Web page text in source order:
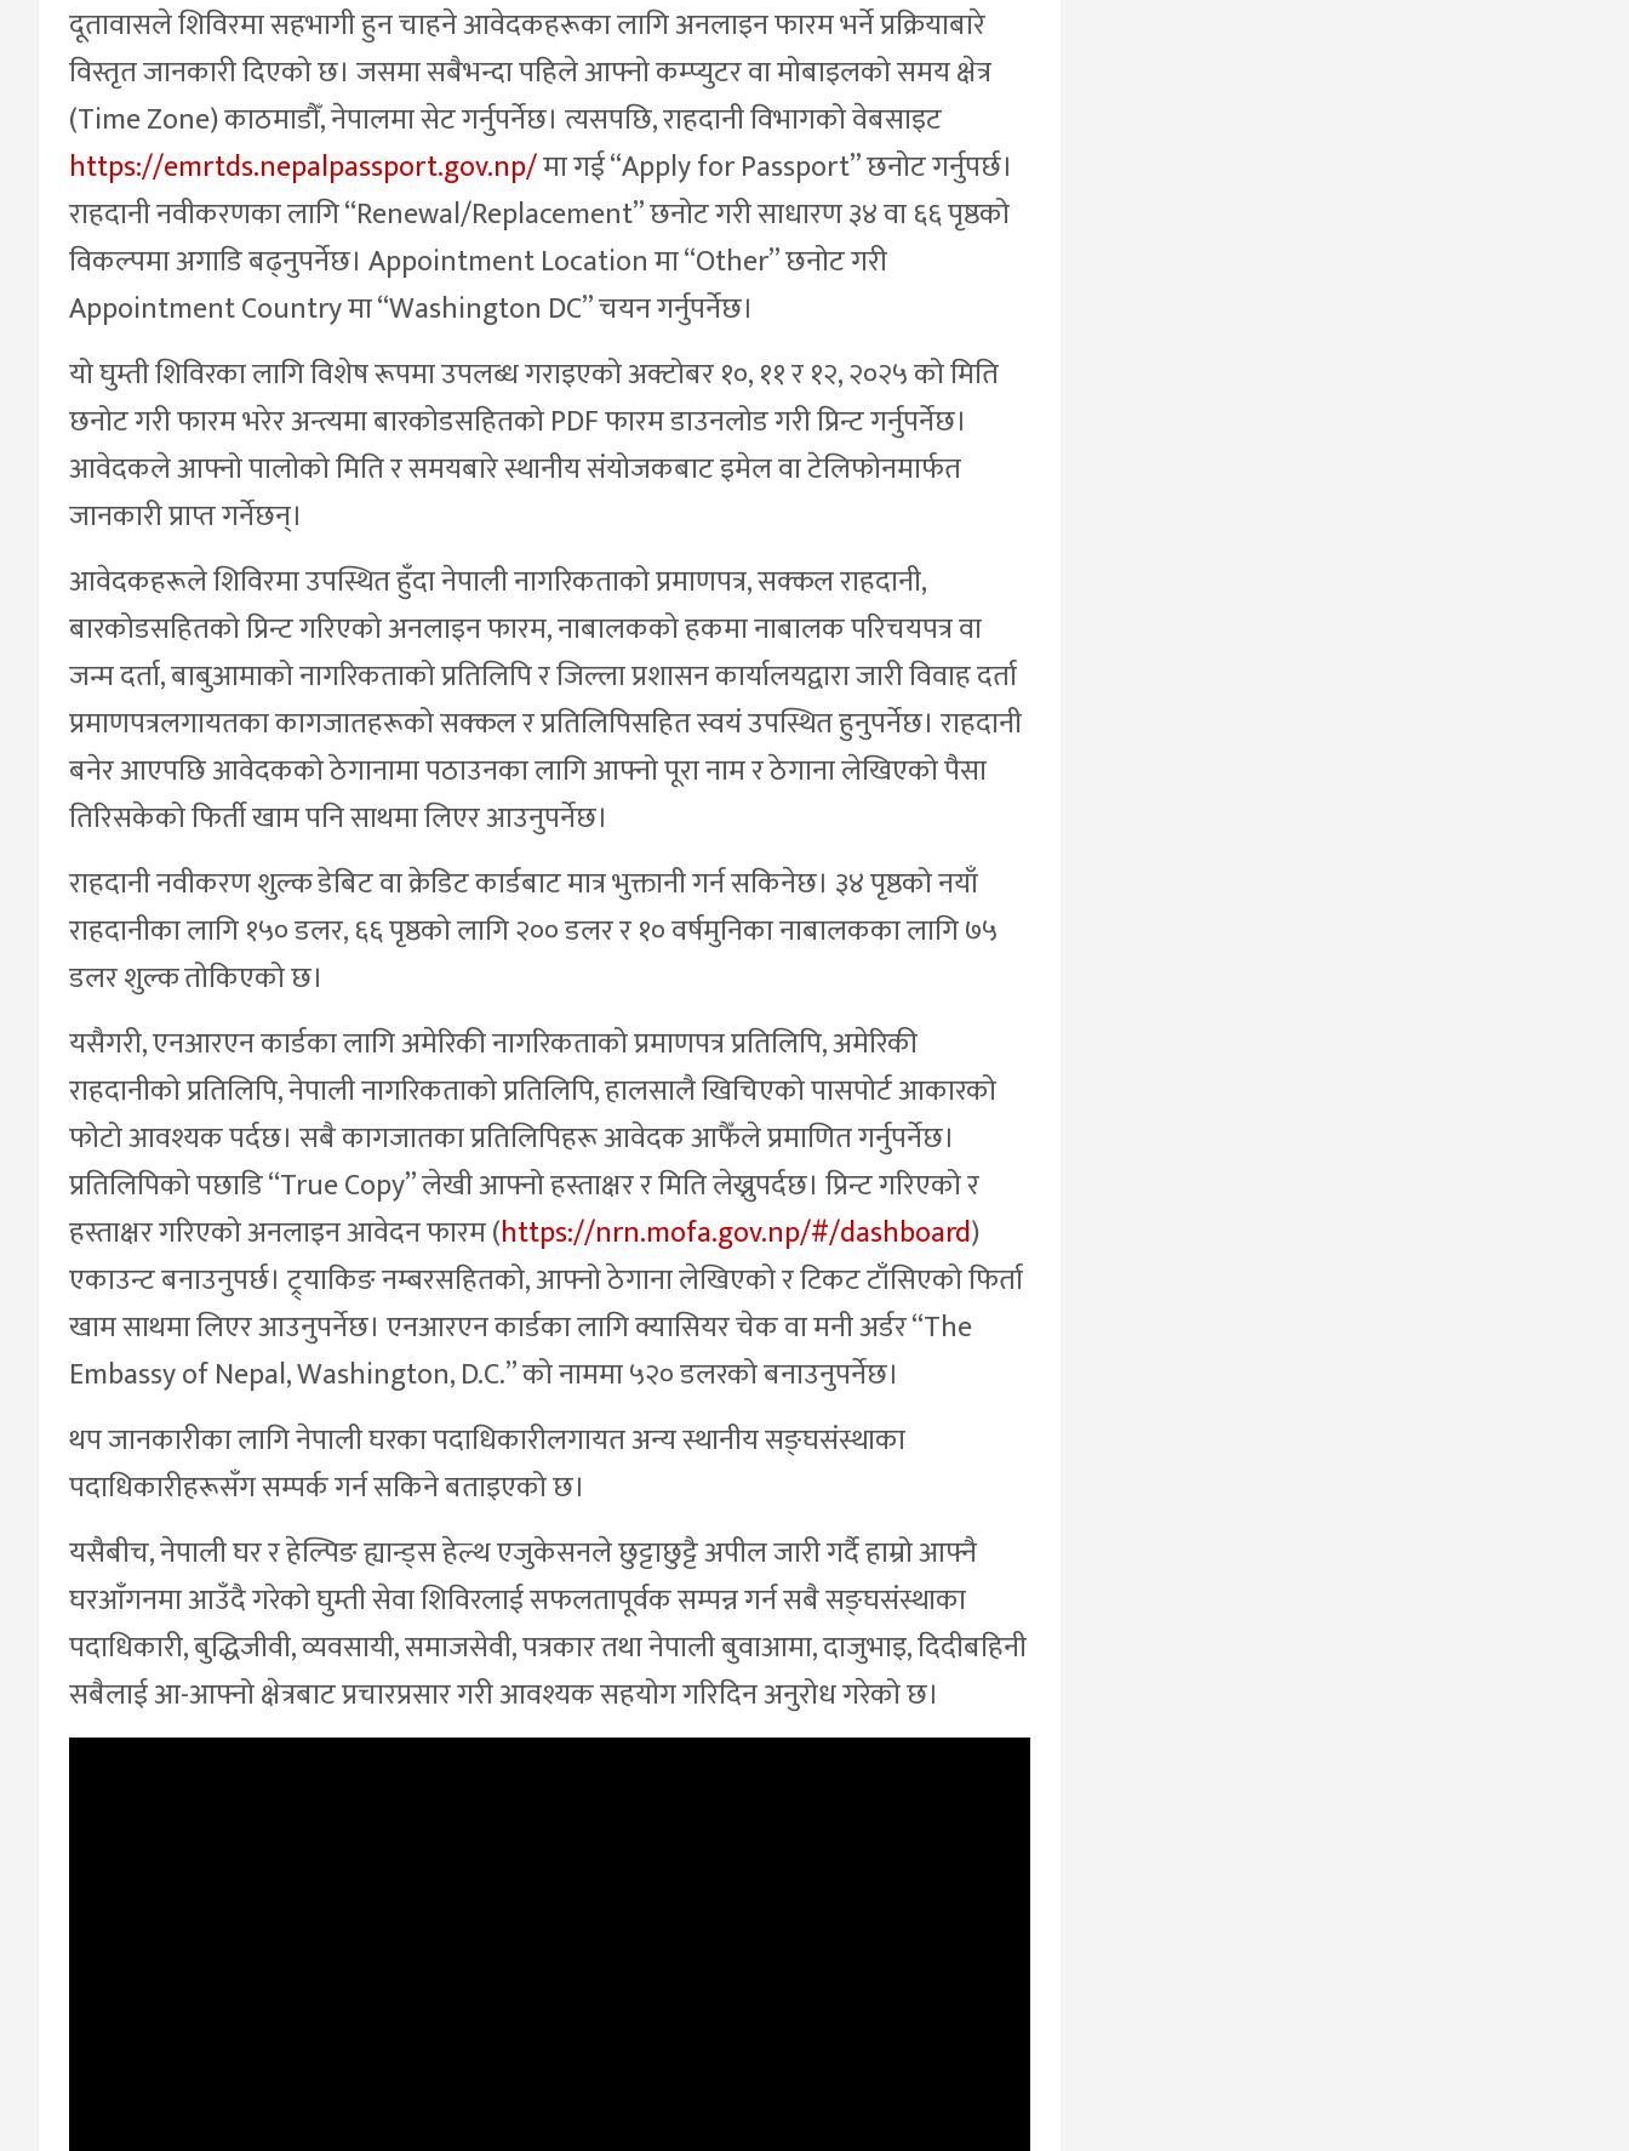
दूतावासले शिविरमा सहभागी हुन चाहने आवेदकहरूका लागि अनलाइन फारम भर्ने प्रक्रियाबारे
विस्तृत जानकारी दिएको छ। जसमा सबैभन्दा पहिले आफ्नो कम्प्युटर वा मोबाइलको समय क्षेत्र
(Time Zone) काठमाडौँ, नेपालमा सेट गर्नुपर्नेछ। त्यसपछि, राहदानी विभागको वेबसाइट
https://emrtds.nepalpassport.gov.np/मा गई “Apply for Passport” छनोट गर्नुपर्छ।
राहदानी नवीकरणका लागि “Renewal/Replacement” छनोट गरी साधारण ३४ वा ६६ पृष्ठको
विकल्पमा अगाडि बढ्नुपर्नेछ। Appointment Location मा “Other” छनोट गरी
Appointment Country मा “Washington DC” चयन गर्नुपर्नेछ।
यो घुम्ती शिविरका लागि विशेष रूपमा उपलब्ध गराइएको अक्टोबर १०, ११ र १२, २०२५ को मिति
छनोट गरी फारम भरेर अन्त्यमा बारकोडसहितको PDF फारम डाउनलोड गरी प्रिन्ट गर्नुपर्नेछ।
आवेदकले आफ्नो पालोको मिति र समयबारे स्थानीय संयोजकबाट इमेल वा टेलिफोनमार्फत
जानकारी प्राप्त गर्नेछन्।
आवेदकहरूले शिविरमा उपस्थित हुँदा नेपाली नागरिकताको प्रमाणपत्र, सक्कल राहदानी,
बारकोडसहितको प्रिन्ट गरिएको अनलाइन फारम, नाबालकको हकमा नाबालक परिचयपत्र वा
जन्म दर्ता, बाबुआमाको नागरिकताको प्रतिलिपि र जिल्ला प्रशासन कार्यालयद्वारा जारी विवाह दर्ता
प्रमाणपत्रलगायतका कागजातहरूको सक्कल र प्रतिलिपिसहित स्वयं उपस्थित हुनुपर्नेछ। राहदानी
बनेर आएपछि आवेदकको ठेगानामा पठाउनका लागि आफ्नो पूरा नाम र ठेगाना लेखिएको पैसा
तिरिसकेको फिर्ती खाम पनि साथमा लिएर आउनुपर्नेछ।
राहदानी नवीकरण शुल्क डेबिट वा क्रेडिट कार्डबाट मात्र भुक्तानी गर्न सकिनेछ। ३४ पृष्ठको नयाँ
राहदानीका लागि १५० डलर, ६६ पृष्ठको लागि २०० डलर र १० वर्षमुनिका नाबालकका लागि ७५
डलर शुल्क तोकिएको छ।
यसैगरी, एनआरएन कार्डका लागि अमेरिकी नागरिकताको प्रमाणपत्र प्रतिलिपि, अमेरिकी
राहदानीको प्रतिलिपि, नेपाली नागरिकताको प्रतिलिपि, हालसालै खिचिएको पासपोर्ट आकारको
फोटो आवश्यक पर्दछ। सबै कागजातका प्रतिलिपिहरू आवेदक आफैँले प्रमाणित गर्नुपर्नेछ।
प्रतिलिपिको पछाडि “True Copy” लेखी आफ्नो हस्ताक्षर र मिति लेख्नुपर्दछ। प्रिन्ट गरिएको र
हस्ताक्षर गरिएको अनलाइन आवेदन फारम (https://nrn.mofa.gov.np/#/dashboard)
एकाउन्ट बनाउनुपर्छ। ट्र्याकिङ नम्बरसहितको, आफ्नो ठेगाना लेखिएको र टिकट टाँसिएको फिर्ता
खाम साथमा लिएर आउनुपर्नेछ। एनआरएन कार्डका लागि क्यासियर चेक वा मनी अर्डर “The
Embassy of Nepal, Washington, D.C.” को नाममा ५२० डलरको बनाउनुपर्नेछ।
थप जानकारीका लागि नेपाली घरका पदाधिकारीलगायत अन्य स्थानीय सङ्घसंस्थाका
पदाधिकारीहरूसँग सम्पर्क गर्न सकिने बताइएको छ।
यसैबीच, नेपाली घर र हेल्पिङ ह्यान्ड्स हेल्थ एजुकेसनले छुट्टाछुट्टै अपील जारी गर्दै हाम्रो आफ्नै
घरआँगनमा आउँदै गरेको घुम्ती सेवा शिविरलाई सफलतापूर्वक सम्पन्न गर्न सबै सङ्घसंस्थाका
पदाधिकारी, बुद्धिजीवी, व्यवसायी, समाजसेवी, पत्रकार तथा नेपाली बुवाआमा, दाजुभाइ, दिदीबहिनी
सबैलाई आ-आफ्नो क्षेत्रबाट प्रचारप्रसार गरी आवश्यक सहयोग गरिदिन अनुरोध गरेको छ।